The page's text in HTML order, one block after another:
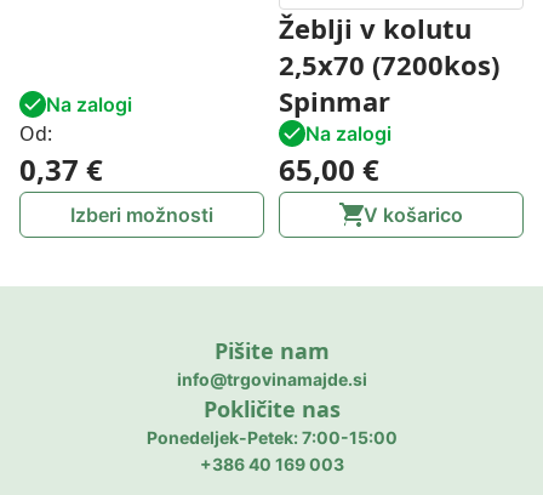
Na zalogi
Od:
0,37 €
Izberi možnosti
Žeblji v kolutu
2,5x70 (7200kos)
Spinmar
Na zalogi
65,00 €
V košarico
Pišite nam
info@trgovinamajde.si
Pokličite nas
Ponedeljek-Petek: 7:00-15:00
+386 40 169 003